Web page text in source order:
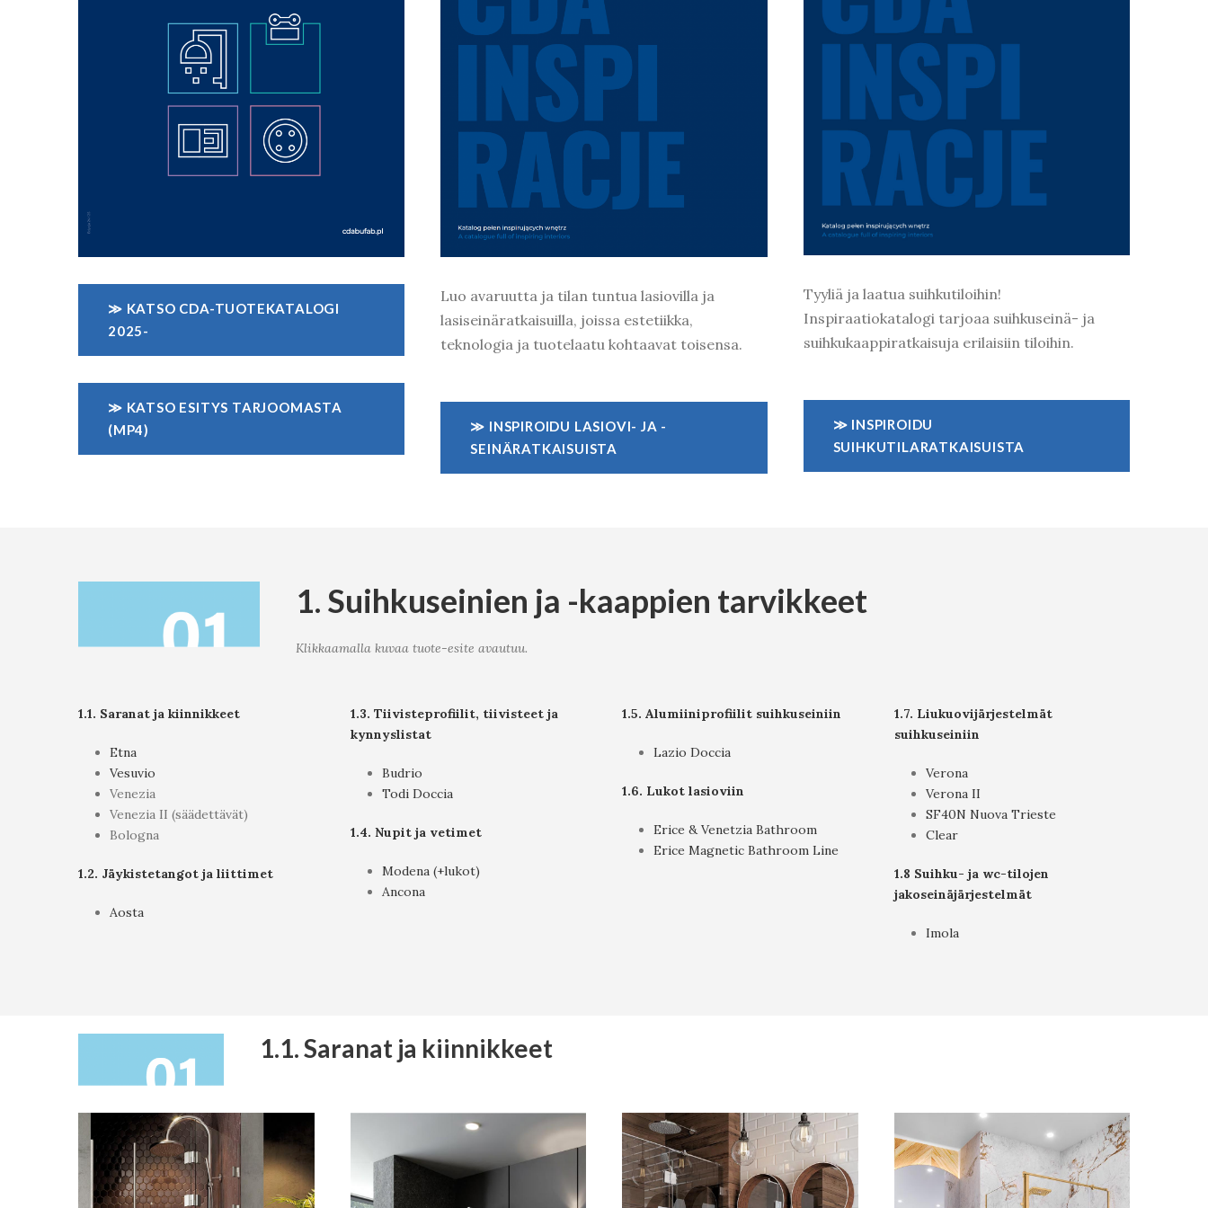
≫ KATSO CDA-TUOTEKATALOGI
2025-
≫ KATSO ESITYS TARJOOMASTA
(MP4)
Luo avaruutta ja tilan tuntua lasiovilla ja
lasiseinäratkaisuilla, joissa estetiikka,
teknologia ja tuotelaatu kohtaavat toisensa.
≫ INSPIROIDU LASIOVI- JA -
SEINÄRATKAISUISTA
Tyyliä ja laatua suihkutiloihin!
Inspiraatiokatalogi tarjoaa suihkuseinä- ja
suihkukaappiratkaisuja erilaisiin tiloihin.
≫ INSPIROIDU
SUIHKUTILARATKAISUISTA
1. Suihkuseinien ja -kaappien tarvikkeet
Klikkaamalla kuvaa tuote-esite avautuu.
1.1. Saranat ja kiinnikkeet
Etna
Vesuvio
Venezia
Venezia II (säädettävät)
Bologna
1.2. Jäykistetangot ja liittimet
Aosta
1.3. Tiivisteprofiilit, tiivisteet ja
kynnyslistat
Budrio
Todi Doccia
1.4. Nupit ja vetimet
Modena (+lukot)
Ancona
1.5. Alumiiniprofiilit suihkuseiniin
Lazio Doccia
1.6. Lukot lasioviin
Erice & Venetzia Bathroom
Erice Magnetic Bathroom Line
1.7. Liukuovijärjestelmät
suihkuseiniin
Verona
Verona II
SF40N Nuova Trieste
Clear
1.8 Suihku- ja wc-tilojen
jakoseinäjärjestelmät
Imola
1.1. Saranat ja kiinnikkeet